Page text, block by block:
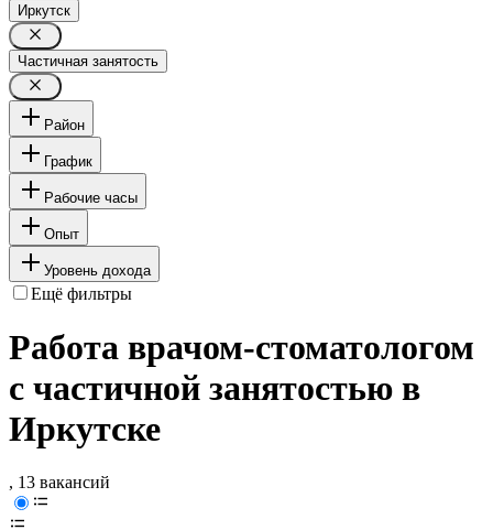
Иркутск
Частичная занятость
Район
График
Рабочие часы
Опыт
Уровень дохода
Ещё фильтры
Работа врачом-стоматологом
с частичной занятостью в
Иркутске
, 13 вакансий